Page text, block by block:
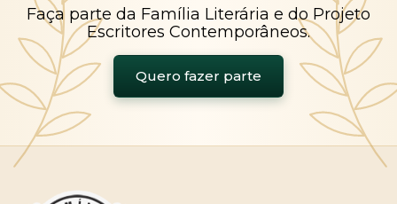
Faça parte da Família Literária e do Projeto
Escritores Contemporâneos.
Quero fazer parte